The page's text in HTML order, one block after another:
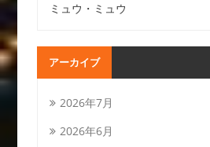
ミュウ・ミュウ
アーカイブ
2026年7月
2026年6月